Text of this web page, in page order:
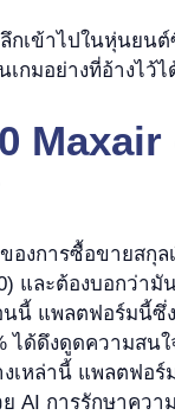
กเข้าไปในหุ่นยน
กมอย่างที่อ้างไว้ไ
Maxair
องการซื้อขายสกุล
และต้องบอกว่ามั
นี้ แพลตฟอร์มนี้ซึ่
ได้ดึงดูดความสน
งเหล่านี้ แพลตฟอ
AI การรักษาคว